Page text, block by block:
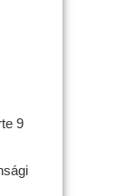
9